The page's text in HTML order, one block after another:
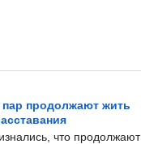
пар продолжают жить
что продолжают